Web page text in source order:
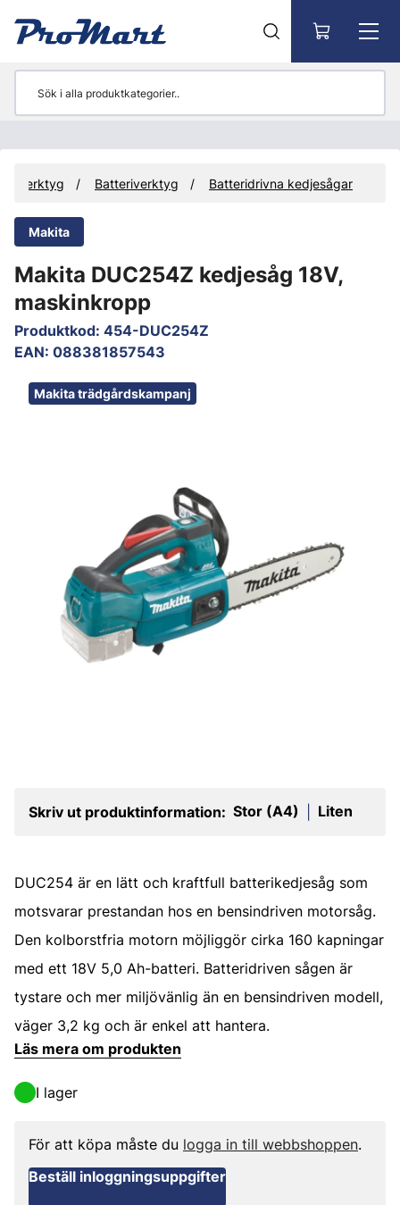
Verktyg Batteriverktyg Batteridrivna kedjesågar
Makita
Makita DUC254Z kedjesåg 18V,
maskinkropp
Produktkod: 454-DUC254Z
EAN: 088381857543
Makita trädgårdskampanj
Hoppa över bilder
Skriv ut produktinformation: Stor (A4) Liten
DUC254 är en lätt och kraftfull batterikedjesåg som
motsvarar prestandan hos en bensindriven motorsåg.
Den kolborstfria motorn möjliggör cirka 160 kapningar
med ett 18V 5,0 Ah-batteri. Batteridriven sågen är
tystare och mer miljövänlig än en bensindriven modell,
väger 3,2 kg och är enkel att hantera.
Läs mera om produkten
I lager
För att köpa måste du logga in till webbshoppen.
Beställ inloggningsuppgifter